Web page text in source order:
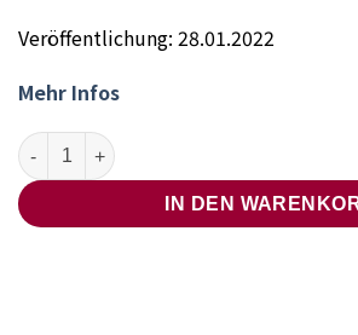
Veröffentlichung: 28.01.2022
Mehr Infos
Patrice Muzard & L’Ensemble
IN DEN